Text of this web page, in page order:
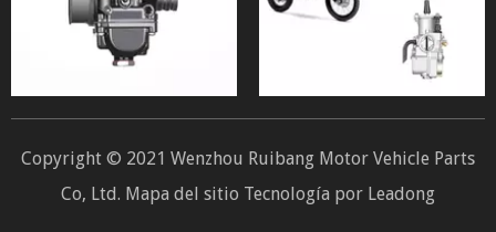
Copyright © 2021 Wenzhou Ruibang Motor Vehicle Parts
Co, Ltd. Mapa del sitio Tecnología por Leadong